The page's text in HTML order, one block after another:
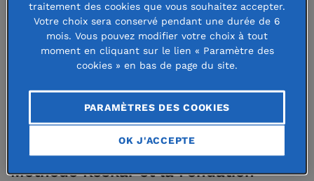
Chaque année, trois fondations
abritées remettent un prix en
partenariat avec l'école des Beaux-
arts : la Fondation Rose Taupin-Dora
Bianka, la Fondation Marguerite et
Méthode Keskar et la Fondation
traitement des cookies que vous souhaitez accepter.
Votre choix sera conservé pendant une durée de 6
mois. Vous pouvez modifier votre choix à tout
moment en cliquant sur le lien « Paramètre des
cookies » en bas de page du site.
PARAMÈTRES DES COOKIES
OK J'ACCEPTE